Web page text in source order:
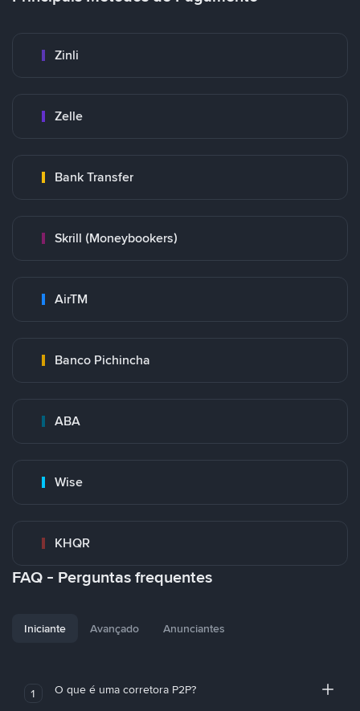
Zinli
Zelle
Bank Transfer
Skrill (Moneybookers)
AirTM
Banco Pichincha
ABA
Wise
KHQR
FAQ - Perguntas frequentes
Iniciante Avançado Anunciantes
1 O que é uma corretora P2P?